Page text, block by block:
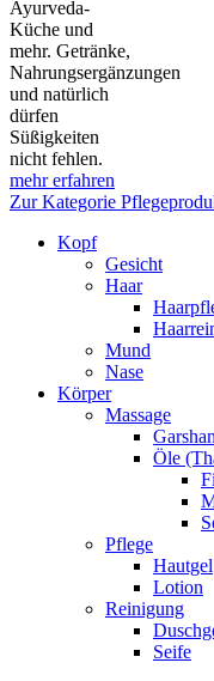
Ayurveda-
Küche und
mehr. Getränke,
Nahrungsergänzungen
und natürlich
dürfen
Süßigkeiten
nicht fehlen.
mehr erfahren
Zur Kategorie
Kopf
Gesicht
Haar
Mund
Nase
Körper
Massage
Öle
Pflege
Hautgel
Lotion
Reinigung
Seife